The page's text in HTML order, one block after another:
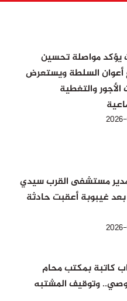
يؤكد مواصلة تحسين
أعوان السلطة ويستعرض
الأجور والتغطية
مستشفى القرب سيدي
غيبوبة أعقبت حادثة
كاتبة بمكتب محام
وتوقيف المشتبه